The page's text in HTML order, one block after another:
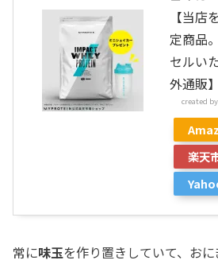
【当店
定商品
セルい
外通販】
created by
楽天
常に味玉を作り置きしていて、お